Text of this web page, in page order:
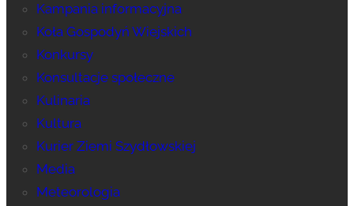
Kampania informacyjna
Koła Gospodyń Wiejskich
Konkursy
Konsultacje społeczne
Kulinaria
Kultura
Kurier Ziemi Szydłowskiej
Media
Meteorologia